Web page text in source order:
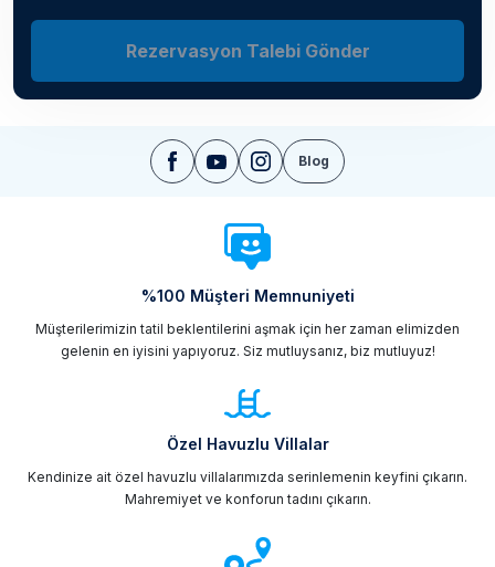
Rezervasyon Talebi Gönder
Blog
%100 Müşteri Memnuniyeti
Müşterilerimizin tatil beklentilerini aşmak için her zaman elimizden
gelenin en iyisini yapıyoruz. Siz mutluysanız, biz mutluyuz!
Özel Havuzlu Villalar
Kendinize ait özel havuzlu villalarımızda serinlemenin keyfini çıkarın.
Mahremiyet ve konforun tadını çıkarın.